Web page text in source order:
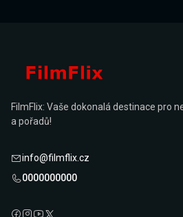
FilmFlix: Vaše dokonalá destinace pro
a pořadů!
info@filmflix.cz
0000000000